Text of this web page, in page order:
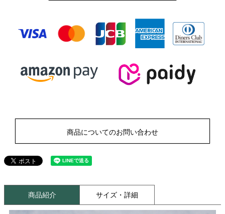
商品についてのお問い合わせ
商品紹介 サイズ・詳細